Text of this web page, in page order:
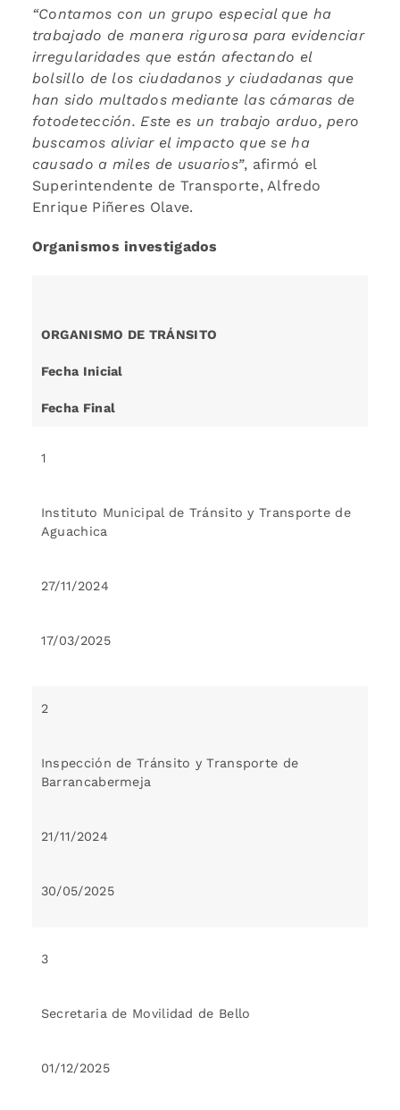
“Contamos con un grupo especial que ha
trabajado de manera rigurosa para evidenciar
irregularidades que están afectando el
bolsillo de los ciudadanos y ciudadanas que
han sido multados mediante las cámaras de
fotodetección. Este es un trabajo arduo, pero
buscamos aliviar el impacto que se ha
causado a miles de usuarios”, afirmó el
Superintendente de Transporte, Alfredo
Enrique Piñeres Olave.
Organismos investigados
ORGANISMO DE TRÁNSITO
Fecha Inicial
Fecha Final
1
Instituto Municipal de Tránsito y Transporte de
Aguachica
27/11/2024
17/03/2025
2
Inspección de Tránsito y Transporte de
Barrancabermeja
21/11/2024
30/05/2025
3
Secretaria de Movilidad de Bello
01/12/2025